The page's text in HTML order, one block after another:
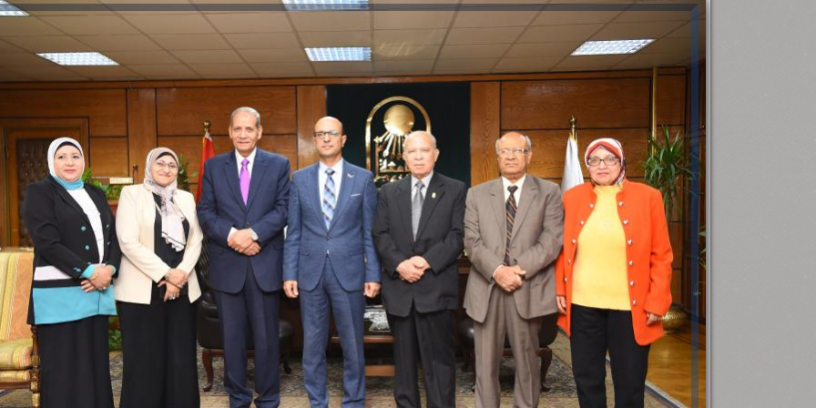
الدواء المصرية يشن حملة رقابية
لضبط المنشآت الطبية المخالفة.....
والحنجرة ينجح في استئصال ورم خبيث
جديد بمستشفيات الجامعة ...